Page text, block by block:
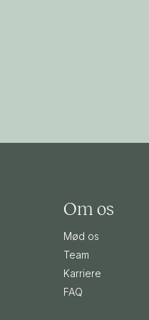
Om os
Mød os
Team
Karriere
FAQ